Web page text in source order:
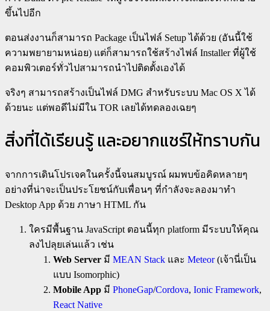
ขึ้นไปอีก
ตอนส่งงานก็สามารถ Package เป็นไฟล์ Setup ได้ด้วย (อันนี้ใช้
ความพยายามหน่อย) แต่ก็สามารถใช้สร้างไฟล์ Installer ที่ผู้ใช้
คอมพิวเตอร์ทั่วไปสามารถนำไปติดตั้งเองได้
จริงๆ สามารถสร้างเป็นไฟล์ DMG สำหรับระบบ Mac OS X ได้
ด้วยนะ แต่พอดีไม่มีใน TOR เลยได้ทดลองเฉยๆ
สิ่งที่ได้เรียนรู้ และอยากแชร์ให้ทราบกัน
จากการเดินโปรเจคในครั้งนี้จนสมบูรณ์ ผมพบข้อคิดหลายๆ
อย่างที่น่าจะเป็นประโยชน์กับเพื่อนๆ ที่กำลังจะลองมาทำ
Desktop App ด้วย ภาษา HTML กัน
ใครมีพื้นฐาน JavaScript ตอนนี้ทุก platform มีระบบให้คุณ
ลงไปลุยเล่นแล้ว เช่น
Web Server มี MEAN Stack และ Meteor(เจ้านี่เป็น
แบบ Isomorphic)
Mobile App มี PhoneGap/Cordova, Ionic Framework,
React Native